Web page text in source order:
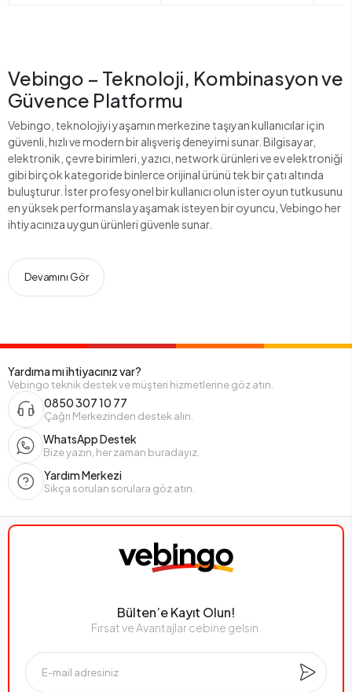
Vebingo – Teknoloji, Kombinasyon ve
Güvence Platformu
Vebingo, teknolojiyi yaşamın merkezine taşıyan kullanıcılar için
güvenli, hızlı ve modern bir alışveriş deneyimi sunar. Bilgisayar,
elektronik, çevre birimleri, yazıcı, network ürünleri ve ev elektroniği
gibi birçok kategoride binlerce orijinal ürünü tek bir çatı altında
buluşturur. İster profesyonel bir kullanıcı olun ister oyun tutkusunu
en yüksek performansla yaşamak isteyen bir oyuncu, Vebingo her
ihtiyacınıza uygun ürünleri güvenle sunar.
Devamını Gör
Yardıma mı ihtiyacınız var?
Vebingo teknik destek ve müşteri hizmetlerine göz atın.
0850 307 10 77
Çağrı Merkezinden destek alın.
WhatsApp Destek
Bize yazın, her zaman buradayız.
Yardım Merkezi
Sıkça sorulan sorulara göz atın.
Bülten’e Kayıt Olun!
Fırsat ve Avantajlar cebine gelsin.